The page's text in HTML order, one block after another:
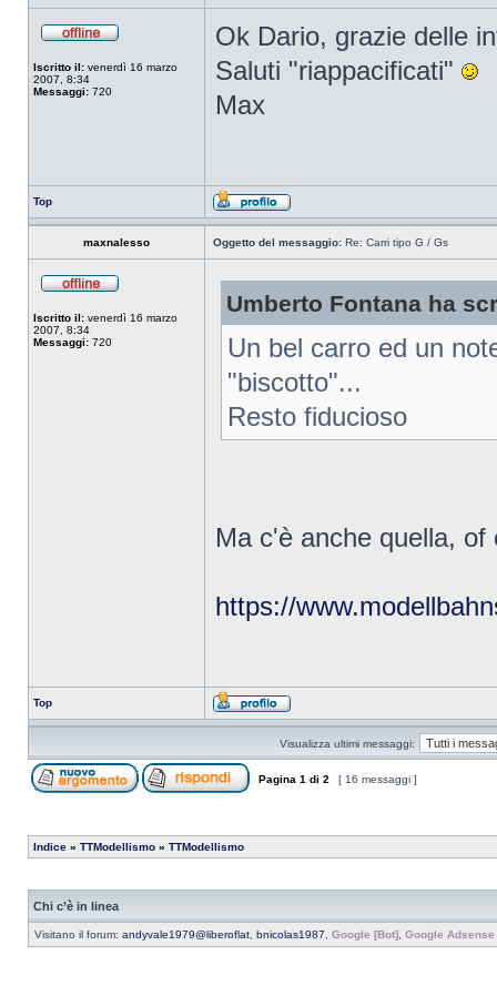
Iscritto il: venerdì 16 marzo
2007, 8:34
Messaggi: 720
Ok Dario, grazie delle
Saluti "riappacificati"
Max
Top
maxnalesso Oggetto del messaggio: Re: Carri tipo G / Gs
Iscritto il: venerdì 16 marzo
2007, 8:34
Messaggi: 720
Umberto Fontana ha
Un bel carro ed un
"biscotto"...
Resto fiducioso
Ma c'è anche quella,
https://
Top
Visualizza ultimi messaggi:
Pagina 1 di 2 [ 16 messaggi ]
Indice » TTModellismo » TTModellismo
Chi c’è in linea
Visitano il forum: andyvale1979@liberoflat bnicolas1987 Google [Bot] Google Adsense